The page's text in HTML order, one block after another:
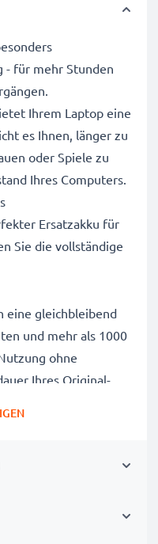
- für mehr Stunden
Ihrem Laptop eine
es Ihnen, länger zu
oder Spiele zu
Ihres Computers.
Ersatzakku für
Sie die vollständige
eine gleichbleibend
und mehr als 1000
ohne
Ihres Original-
zu